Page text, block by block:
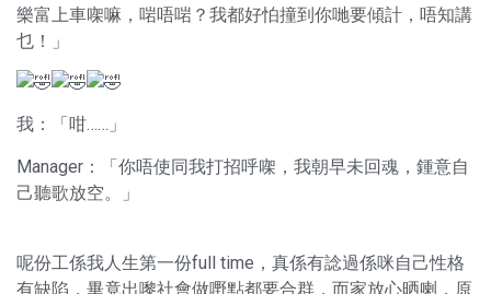
樂富上車㗎嘛，啱唔啱？我都好怕撞到你哋要傾計，唔知講
乜！」
我：「咁……」
Manager：「你唔使同我打招呼㗎，我朝早未回魂，鍾意自
己聽歌放空。」
呢份工係我人生第一份full time，真係有諗過係咪自己性格
有缺陷，畢竟出嚟社會做嘢點都要合群，而家放心晒喇，原